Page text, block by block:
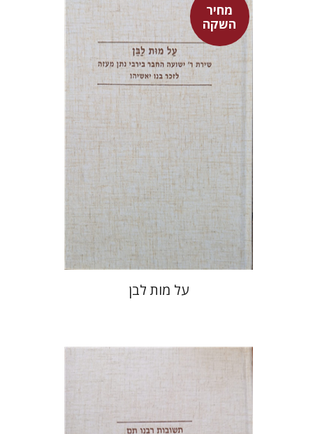
מחיר
השקה
שולמית אליצור
מחיר השקה
$39
$27
על מות לבן